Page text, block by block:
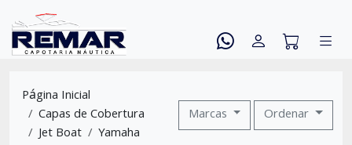
Página Inicial
Capas de Cobertura
Jet Boat
Yamaha
Marcas Ordenar